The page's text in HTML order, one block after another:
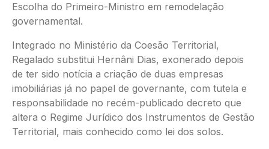
Escolha do Primeiro-Ministro em remodelação
governamental.
Integrado no Ministério da Coesão Territorial,
Regalado substitui Hernâni Dias, exonerado depois
de ter sido notícia a criação de duas empresas
imobiliárias já no papel de governante, com tutela e
responsabilidade no recém-publicado decreto que
altera o Regime Jurídico dos Instrumentos de Gestão
Territorial, mais conhecido como lei dos solos.